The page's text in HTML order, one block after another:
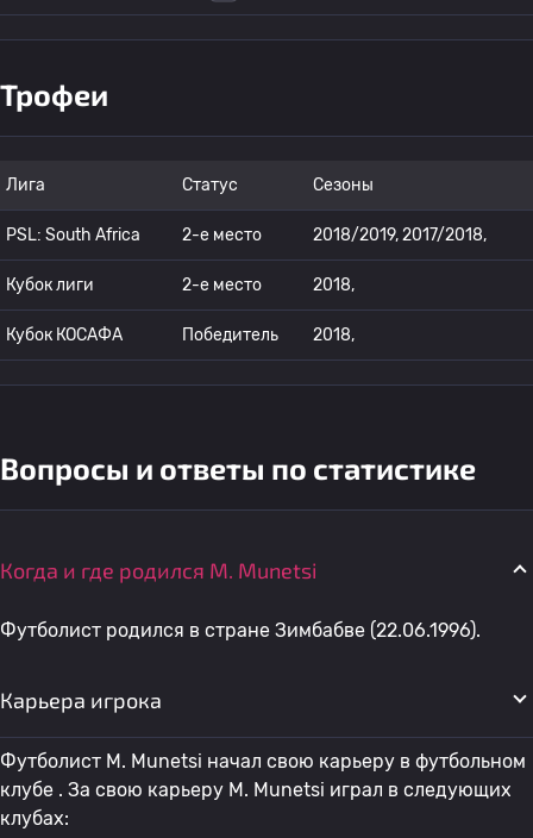
Трофеи
Лига Статус Сезоны
PSL: South Africa 2-е место 2018/2019, 2017/2018,
Кубок лиги 2-е место 2018,
Кубок КОСАФА Победитель 2018,
Вопросы и ответы по статистике
Когда и где родился M. Munetsi
Футболист родился в стране Зимбабве (22.06.1996).
Карьера игрока
Футболист M. Munetsi начал свою карьеру в футбольном
клубе . За свою карьеру M. Munetsi играл в следующих
клубах: